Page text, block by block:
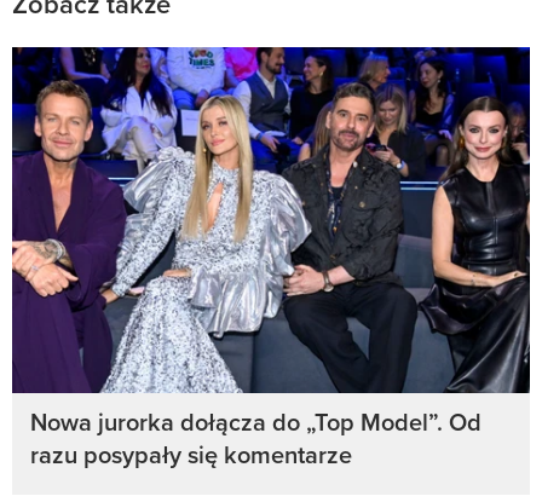
Nowa jurorka dołącza do „Top Model”. Od
razu posypały się komentarze